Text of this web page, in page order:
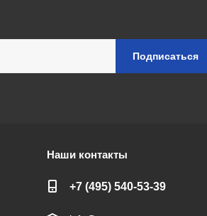
Наши контакты
+7 (495) 540-53-39